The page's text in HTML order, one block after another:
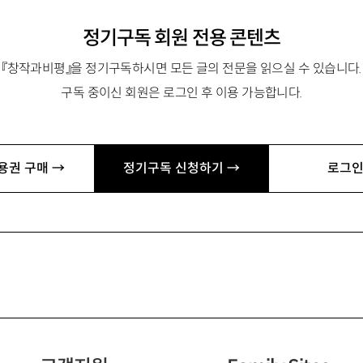
정기구독 회원 전용 콘텐츠
『창작과비평』을 정기구독하시면 모든 글의 전문을 읽으실 수 있습니다.
구독 중이신 회원은 로그인 후 이용 가능합니다.
권 구매 → 정기구독 신청하기 → 로그